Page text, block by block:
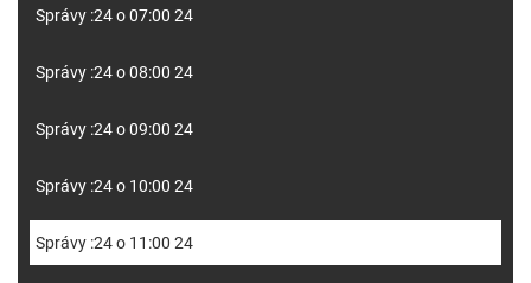
Správy :24 o 07:00 24
Správy :24 o 08:00 24
Správy :24 o 09:00 24
Správy :24 o 10:00 24
Správy :24 o 11:00 24